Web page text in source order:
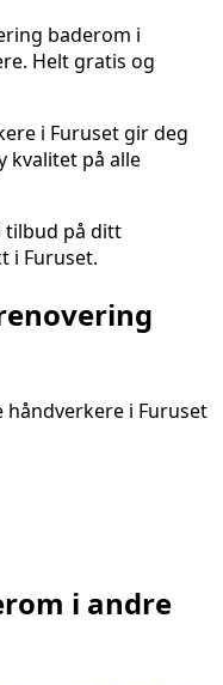
baderom i
Helt gratis og
i Furusetgir deg
kvalitet på alle
tilbud på ditt
i Furuset.
håndverkere i Furuset
i andre